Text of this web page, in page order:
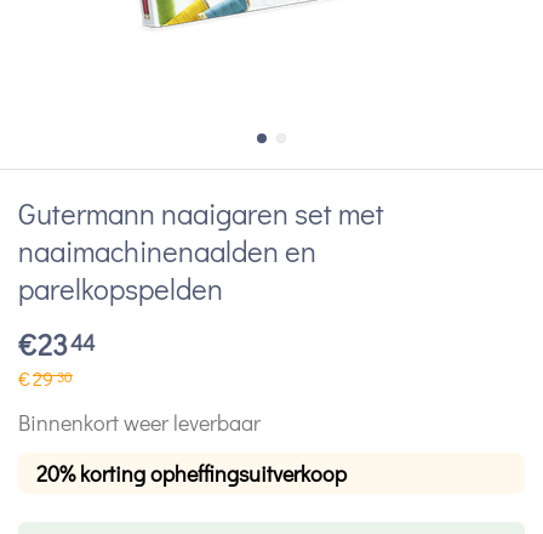
Gutermann naaigaren set met
naaimachinenaalden en
parelkopspelden
€2344
€2930
Binnenkort weer leverbaar
20% korting opheffingsuitverkoop